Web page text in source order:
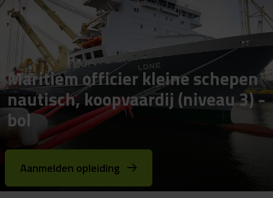
Maritiem officier kleine schepen
nautisch, koopvaardij (niveau 3) -
bol
Aanmelden opleiding